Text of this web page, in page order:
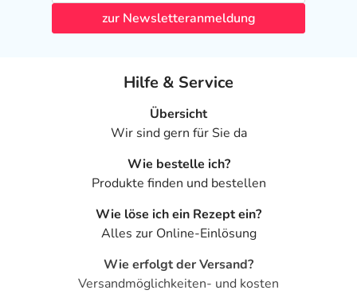
zur Newsletteranmeldung
Hilfe & Service
Übersicht
Wir sind gern für Sie da
Wie bestelle ich?
Produkte finden und bestellen
Wie löse ich ein Rezept ein?
Alles zur Online-Einlösung
Wie erfolgt der Versand?
Versandmöglichkeiten- und kosten